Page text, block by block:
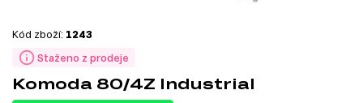
Staženo z prodeje
Kód zboží: 1243
Komoda 80/4Z Industrial